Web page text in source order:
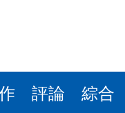
評論 綜合